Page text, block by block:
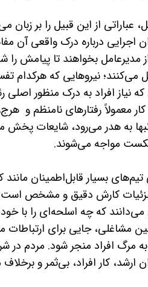
از این قبیل را بر زبان
اجرایی درباره درک واقعی آن
مدیرعامل بخواهند تا پیامش
می‌­کنند؛ نیروهایی که هرکدام
نیاز افراد به درک منظور اصلی
معمولاً رفتارهای نامنظم و
به هدر می­‌رود، شایعات پخش
مواجه می‌­شوند.
تیم­‌های بسیار قابل‌اطمینان
کارش دقیق و مشخص است.
می­‌دانند که چه اسلحه‌­ای را
مشاغلی، جایی برای
مرگ افراد منجر شود. مردم
ارشد، کار افراد، بی­‌ثمر و